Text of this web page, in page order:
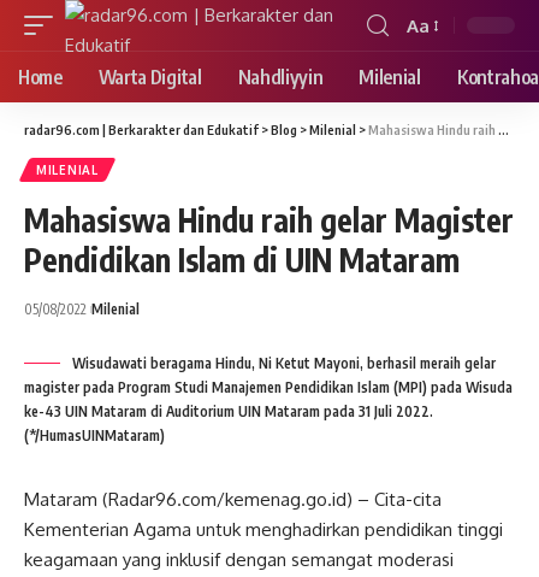
Font
Resizer
Aa
Home Warta Digital Nahdliyyin Milenial
radar96.com | Berkarakter dan Edukatif >Blog >Milenial >Mahasiswa Hindu raih gelar Magister Pendidikan Islam di UIN Mataram
MILENIAL
Mahasiswa Hindu raih gelar Magister
Pendidikan Islam di UIN Mataram
05/08/2022 Milenial
Wisudawati beragama Hindu, Ni Ketut Mayoni, berhasil meraih gelar
magister pada Program Studi Manajemen Pendidikan Islam (MPI) pada Wisuda
ke-43 UIN Mataram di Auditorium UIN Mataram pada 31 Juli 2022.
(*/HumasUINMataram)
Mataram (Radar96.com/kemenag.go.id) – Cita-cita
Kementerian Agama untuk menghadirkan pendidikan tinggi
keagamaan yang inklusif dengan semangat moderasi